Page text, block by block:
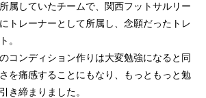
属していたチームで、関西フットサルリー
トレーナーとして所属し、念願だったトレ
。
コンディション作りは大変勉強になると同
を痛感することにもなり、もっともっと勉
き締まりました。